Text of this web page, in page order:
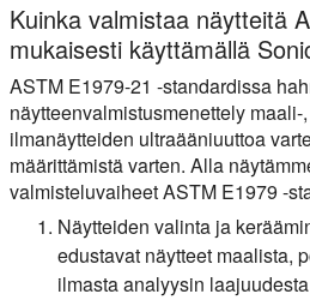
Kuinka valmistaa näytteitä
mukaisesti käyttämällä
ASTM E1979-21 -standardissa
näytteenvalmistusmenettely
ilmanäytteiden ultraääniuuttoa
määrittämistä varten. Alla
valmisteluvaiheet ASTM E1979 -
Näytteiden valinta ja
edustavat näytteet maalista,
ilmasta analyysin